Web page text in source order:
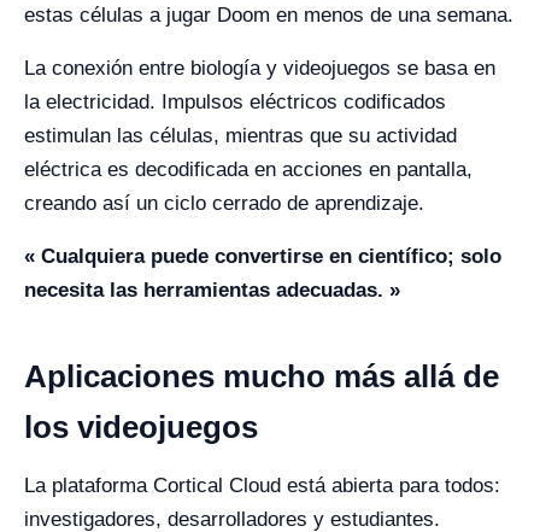
estas células a jugar Doom en menos de una semana.
La conexión entre biología y videojuegos se basa en
la electricidad. Impulsos eléctricos codificados
estimulan las células, mientras que su actividad
eléctrica es decodificada en acciones en pantalla,
creando así un ciclo cerrado de aprendizaje.
« Cualquiera puede convertirse en científico; solo
necesita las herramientas adecuadas. »
Aplicaciones mucho más allá de
los videojuegos
La plataforma Cortical Cloud está abierta para todos:
investigadores, desarrolladores y estudiantes.